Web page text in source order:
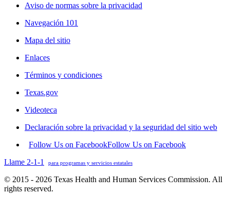
Aviso de normas sobre la privacidad
Navegación 101
Mapa del sitio
Enlaces
Términos y condiciones
Texas.gov
Videoteca
Declaración sobre la privacidad y la seguridad del sitio web
Follow Us on FacebookFollow Us on Facebook
Llame 2-1-1
para programas y servicios estatales
© 2015 - 2026 Texas Health and Human Services Commission. All
rights reserved.